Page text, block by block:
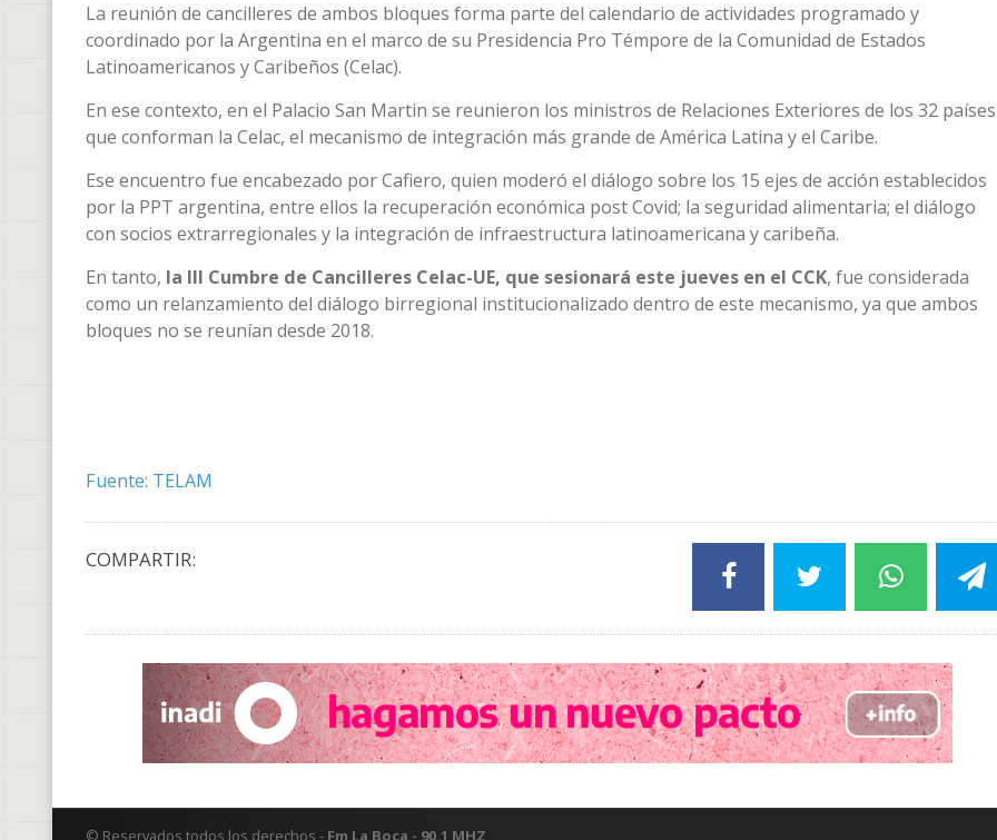
La reunión de cancilleres de ambos bloques forma parte del calendario de actividades programado y
coordinado por la Argentina en el marco de su Presidencia Pro Témpore de la Comunidad de Estados
Latinoamericanos y Caribeños (Celac).
En ese contexto, en el Palacio San Martin se reunieron los ministros de Relaciones Exteriores de los 32 países
que conforman la Celac, el mecanismo de integración más grande de América Latina y el Caribe.
Ese encuentro fue encabezado por Cafiero, quien moderó el diálogo sobre los 15 ejes de acción establecidos
por la PPT argentina, entre ellos la recuperación económica post Covid; la seguridad alimentaria; el diálogo
con socios extrarregionales y la integración de infraestructura latinoamericana y caribeña.
En tanto, la III Cumbre de Cancilleres Celac-UE, que sesionará este jueves en el CCK, fue considerada
como un relanzamiento del diálogo birregional institucionalizado dentro de este mecanismo, ya que ambos
bloques no se reunían desde 2018.
Fuente: TELAM
COMPARTIR:
© Reservados todos los derechos - Fm La Boca - 90.1 MHZ